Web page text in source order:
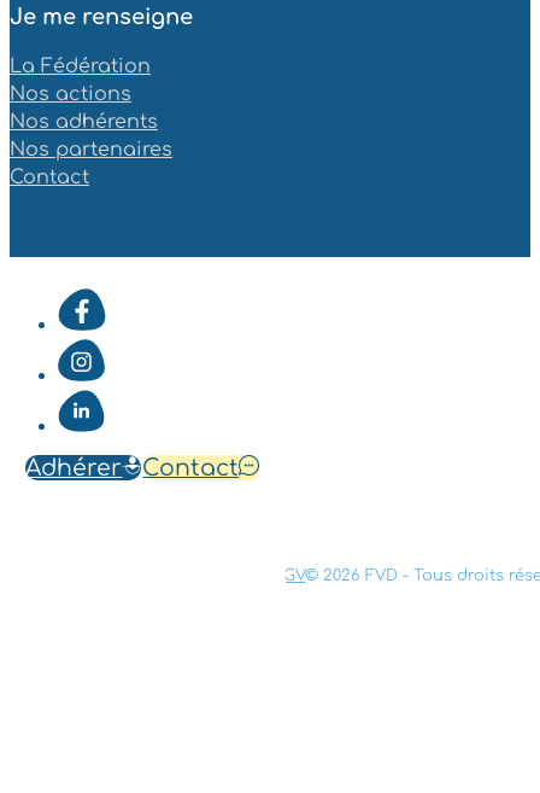
Adhérer Contact
Je me renseigne
La Fédération
Nos actions
Nos adhérents
Nos partenaires
Contact
CGV© 2026 FVD - Tous droits